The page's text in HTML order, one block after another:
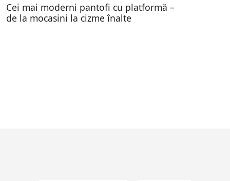
Cei mai moderni pantofi cu platformă –
de la mocasini la cizme înalte